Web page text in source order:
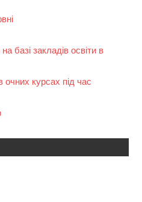
базі закладів освіти в
очних курсах під час